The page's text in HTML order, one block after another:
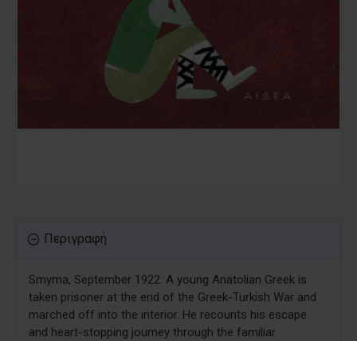
Περιγραφή
Smyrna, September 1922: A young Anatolian Greek is
taken prisoner at the end of the Greek-Turkish War and
marched off into the interior. He recounts his escape
and heart-stopping journey through the familiar